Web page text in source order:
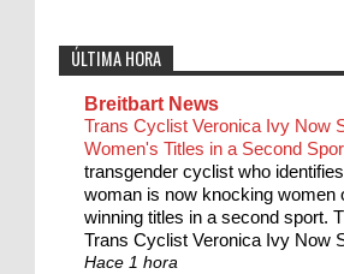
ÚLTIMA HORA
Breitbart News
Trans Cyclist Veronica Ivy Now
Women's Titles in a Second
transgender cyclist who
woman is now knocking women
winning titles in a second sport.
Trans Cyclist Veronica Ivy Now
Hace 1 hora